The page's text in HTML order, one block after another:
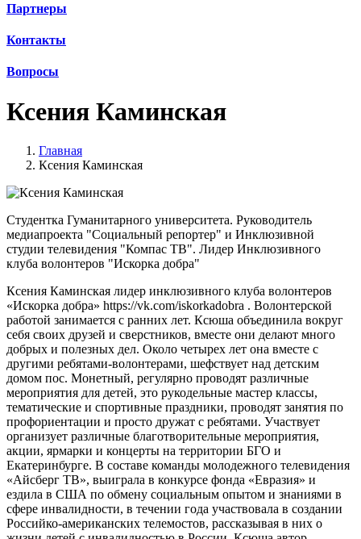
Партнеры
Контакты
Вопросы
Ксения Каминская
Главная
Ксения Каминская
Студентка Гуманитарного университета. Руководитель
медиапроекта "Социальный репортер" и Инклюзивной
студии телевидения "Компас ТВ". Лидер Инклюзивного
клуба волонтеров "Искорка добра"
Ксения Каминская лидер инклюзивного клуба волонтеров
«Искорка добра» https://vk.com/iskorkadobra . Волонтерской
работой занимается с ранних лет. Ксюша объединила вокруг
себя своих друзей и сверстников, вместе они делают много
добрых и полезных дел. Около четырех лет она вместе с
другими ребятами-волонтерами, шефствует над детским
домом пос. Монетный, регулярно проводят различные
мероприятия для детей, это рукодельные мастер классы,
тематические и спортивные праздники, проводят занятия по
профориентации и просто дружат с ребятами. Участвует
организует различные благотворительные мероприятия,
акции, ярмарки и концерты на территории БГО и
Екатеринбурге. В составе команды молодежного телевидения
«Айсберг ТВ», выиграла в конкурсе фонда «Евразия» и
ездила в США по обмену социальным опытом и знаниями в
сфере инвалидности, в течении года участвовала в создании
Российко-американских телемостов, рассказывая в них о